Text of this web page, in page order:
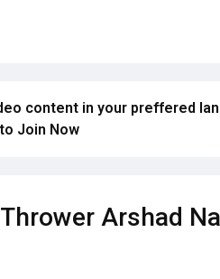
content in your preffered
to Join Now
Arshad